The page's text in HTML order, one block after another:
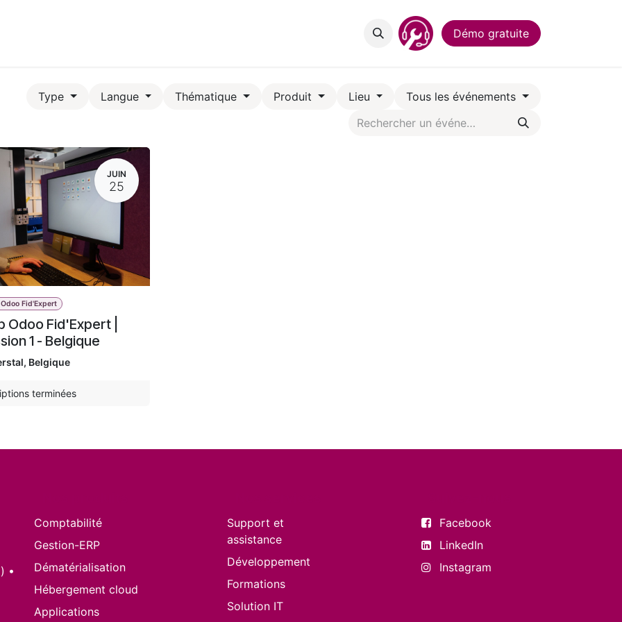
Démo gratuite
Type Langue Thématique Produit Lieu Tous les événements
JUIN
25
Fid'Expert
Odoo Fid'Expert |
1 - Belgique
, Belgique
terminées
Support et
assistance
Développement
Formations
Solution IT
Comptabilité
Gestion-ERP
Dématérialisation
Hébergement cloud
Applications
•
Facebook
LinkedIn
Instagram